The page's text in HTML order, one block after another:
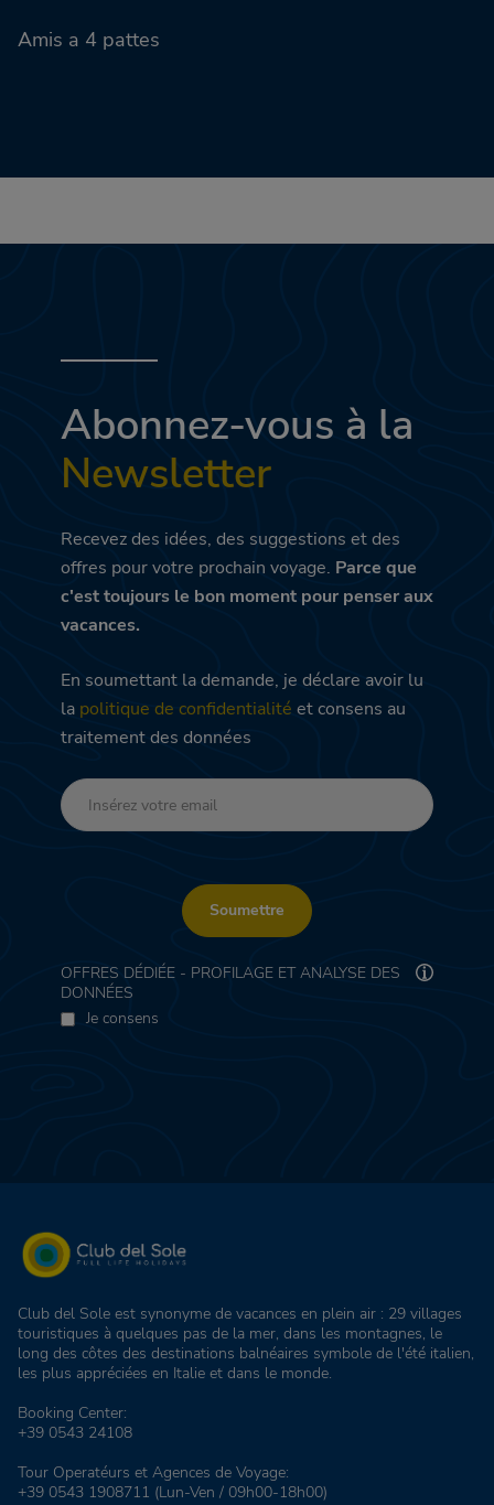
Amis a 4 pattes
Abonnez-vous à la
Newsletter
Recevez des idées, des suggestions et des
offres pour votre prochain voyage. Parce que
c'est toujours le bon moment pour penser aux
vacances.
En soumettant la demande, je déclare avoir lu
la politique de confidentialité et consens au
traitement des données
Soumettre
OFFRES DÉDIÉE - PROFILAGE ET ANALYSE DES
DONNÉES
Je consens
Club del Sole est synonyme de vacances en plein air : 29 villages
touristiques à quelques pas de la mer, dans les montagnes, le
long des côtes des destinations balnéaires symbole de l'été italien,
les plus appréciées en Italie et dans le monde.
Booking Center:
+39 0543 24108
Tour Operatéurs et Agences de Voyage:
+39 0543 1908711 (Lun-Ven / 09h00-18h00)